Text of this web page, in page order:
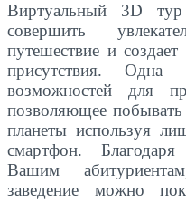
Виртуальный 3D
совершить
путешествие и
присутствия. Одна
возможностей для
позволяющее
планеты используя
смартфон.
Вашим
заведение можно